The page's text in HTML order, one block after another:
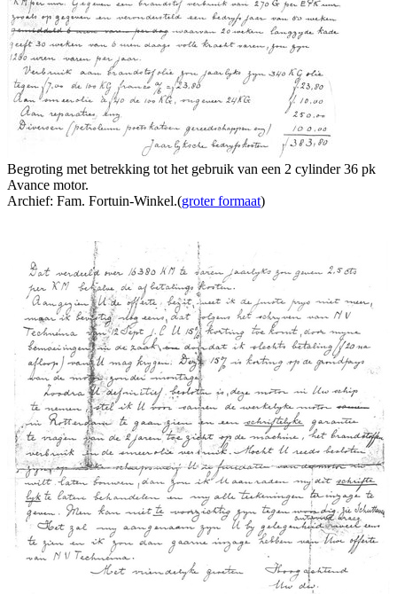
Begroting met betrekking tot het gebruik van een 2 cylinder 36 pk
Avance motor.
Archief: Fam. Fortuin-Winkel.(groter formaat)